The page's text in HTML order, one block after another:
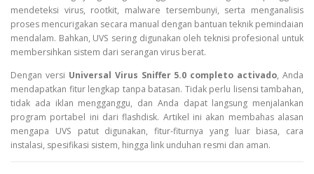
mendeteksi virus, rootkit, malware tersembunyi, serta menganalisis
proses mencurigakan secara manual dengan bantuan teknik pemindaian
mendalam. Bahkan, UVS sering digunakan oleh teknisi profesional untuk
membersihkan sistem dari serangan virus berat.
Dengan versi Universal Virus Sniffer 5.0 completo activado, Anda
mendapatkan fitur lengkap tanpa batasan. Tidak perlu lisensi tambahan,
tidak ada iklan mengganggu, dan Anda dapat langsung menjalankan
program portabel ini dari flashdisk. Artikel ini akan membahas alasan
mengapa UVS patut digunakan, fitur-fiturnya yang luar biasa, cara
instalasi, spesifikasi sistem, hingga link unduhan resmi dan aman.